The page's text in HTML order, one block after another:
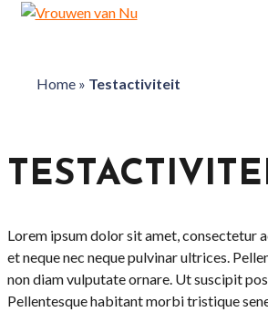
Home» Testactiviteit
Lorem ipsum dolor sit amet, consectetur
et neque nec neque pulvinar ultrices.
non diam vulputate ornare. Ut suscipit
Pellentesque habitant morbi tristique